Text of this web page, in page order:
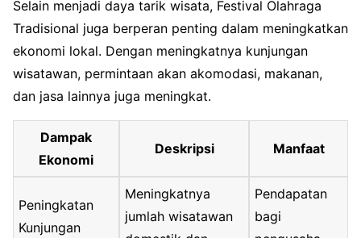
Selain menjadi daya tarik wisata, Festival Olahraga
Tradisional juga berperan penting dalam meningkatkan
ekonomi lokal. Dengan meningkatnya kunjungan
wisatawan, permintaan akan akomodasi, makanan,
dan jasa lainnya juga meningkat.
Dampak
Ekonomi
Deskripsi Manfaat
Peningkatan
Kunjungan
Meningkatnya
jumlah wisatawan
Pendapatan
bagi